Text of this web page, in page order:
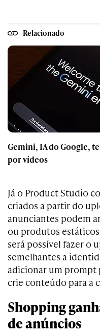
Relacionado
Gemini, IA do Google,
por vídeos
Já o Product Studio
criados a partir do
anunciantes podem
ou produtos
será possível fazer o
semelhantes a
adicionar um prompt
crie conteúdo para a
Shopping
de anúncios